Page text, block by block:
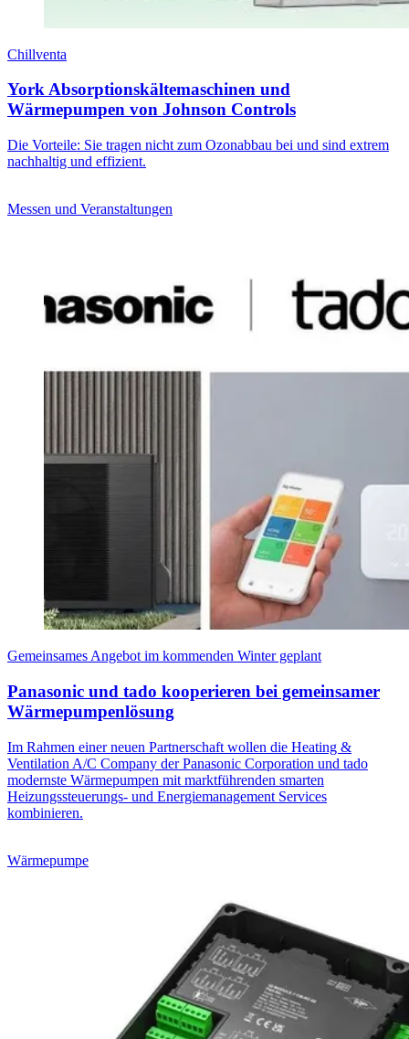
Chillventa
York Absorptionskältemaschinen und
Wärmepumpen von Johnson Controls
Die Vorteile: Sie tragen nicht zum Ozonabbau bei und sind extrem
nachhaltig und effizient.
Messen und Veranstaltungen
Gemeinsames Angebot im kommenden Winter geplant
Panasonic und tado kooperieren bei gemeinsamer
Wärmepumpenlösung
Im Rahmen einer neuen Partnerschaft wollen die Heating &
Ventilation A/C Company der Panasonic Corporation und tado
modernste Wärmepumpen mit marktführenden smarten
Heizungssteuerungs- und Energiemanagement Services
kombinieren.
Wärmepumpe